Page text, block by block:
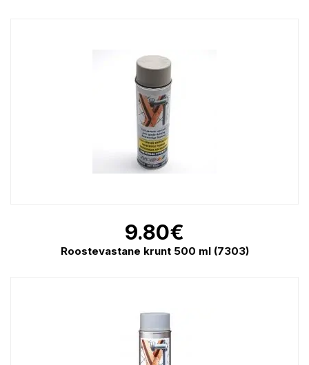
9.80€
Roostevastane krunt 500 ml (7303)